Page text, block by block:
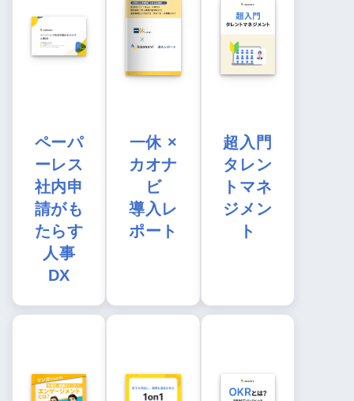
ペーパ
ーレス
社内申
請がも
たらす
人事
DX
一休 ×
カオナ
ビ
導入レ
ポート
超入門
タレン
トマネ
ジメン
ト